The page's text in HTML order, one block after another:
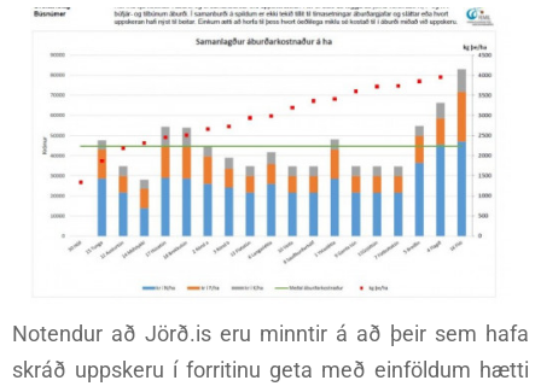
Notendur að Jörð.is eru minntir á að þeir sem hafa
skráð uppskeru í forritinu geta með einföldum hætti